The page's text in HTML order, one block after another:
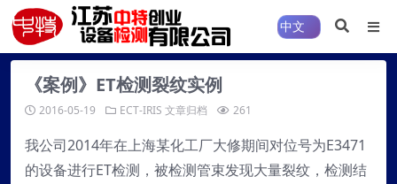
《案例》ET检测裂纹实例
2016-05-19 ECT-IRIS 文章归档 261
我公司2014年在上海某化工厂大修期间对位号为E3471
的设备进行ET检测，被检测管束发现大量裂纹，检测结